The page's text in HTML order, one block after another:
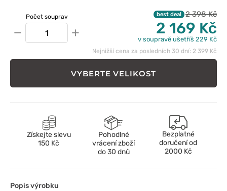
Počet souprav
− +
best deal 2 398 Kč
2 169 Kč
v soupravě ušetříš 229 Kč
Nejnižší cena za posledních 30 dní: 2 399 Kč
VYBERTE VELIKOST
Získejte slevu
150 Kč
Pohodlné
vrácení zboží
do 30 dnů
Bezplatné
doručení od
2000 Kč
Popis výrobku